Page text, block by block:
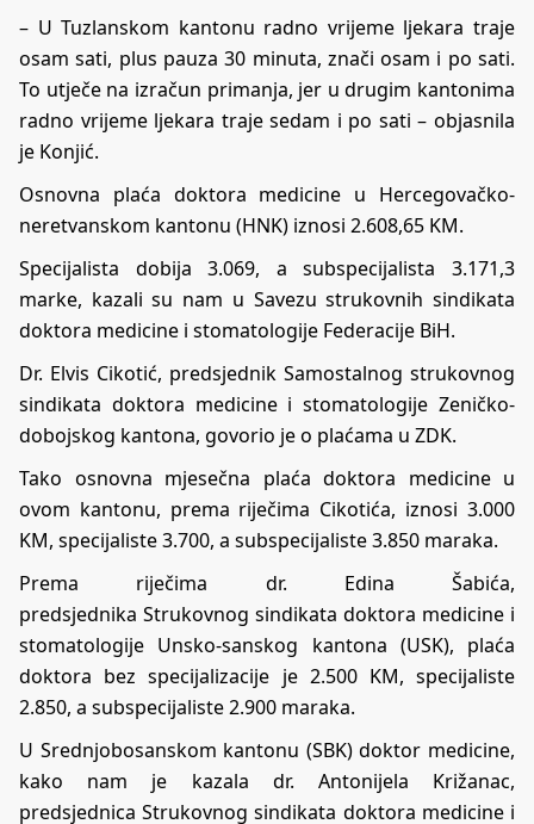
– U Tuzlanskom kantonu radno vrijeme ljekara traje
osam sati, plus pauza 30 minuta, znači osam i po sati.
To utječe na izračun primanja, jer u drugim kantonima
radno vrijeme ljekara traje sedam i po sati – objasnila
je Konjić.
Osnovna plaća doktora medicine u Hercegovačko-
neretvanskom kantonu (HNK) iznosi 2.608,65 KM.
Specijalista dobija 3.069, a subspecijalista 3.171,3
marke, kazali su nam u Savezu strukovnih sindikata
doktora medicine i stomatologije Federacije BiH.
Dr. Elvis Cikotić, predsjednik Samostalnog strukovnog
sindikata doktora medicine i stomatologije Zeničko-
dobojskog kantona, govorio je o plaćama u ZDK.
Tako osnovna mjesečna plaća doktora medicine u
ovom kantonu, prema riječima Cikotića, iznosi 3.000
KM, specijaliste 3.700, a subspecijaliste 3.850 maraka.
Prema riječima dr. Edina Šabića,
predsjednika Strukovnog sindikata doktora medicine i
stomatologije Unsko-sanskog kantona (USK), plaća
doktora bez specijalizacije je 2.500 KM, specijaliste
2.850, a subspecijaliste 2.900 maraka.
U Srednjobosanskom kantonu (SBK) doktor medicine,
kako nam je kazala dr. Antonijela Križanac,
predsjednica Strukovnog sindikata doktora medicine i